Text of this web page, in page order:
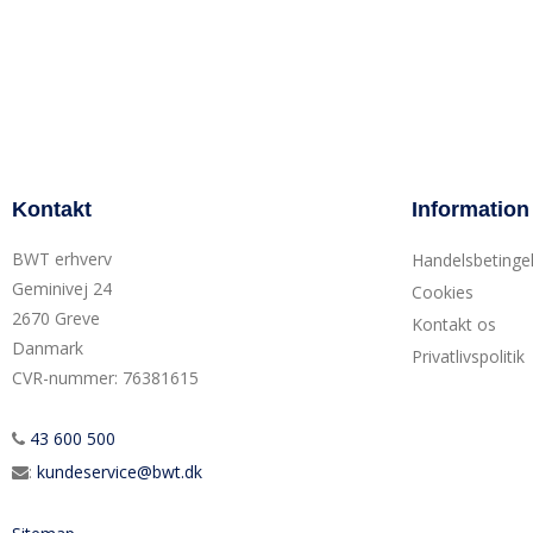
Kontakt
BWT erhverv
Geminivej 24
2670 Greve
Danmark
CVR-nummer: 76381615
43 600 500
: kundeservice@bwt.dk
Information
Cookies
Kontakt os
Privatlivspolitik